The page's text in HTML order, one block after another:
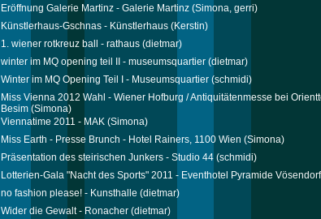
Eröffnung Galerie Martinz - Galerie Martinz (Simona, gerri)
Künstlerhaus-Gschnas - Künstlerhaus (Kerstin)
1. wiener rotkreuz ball - rathaus (dietmar)
winter im MQ opening teil II - museumsquartier (dietmar)
Winter im MQ Opening Teil I - Museumsquartier (schmidi)
Miss Vienna 2012 Wahl - Wiener Hofburg / Antiquitätenmesse bei
Besim (Simona)
Viennatime 2011 - MAK (Simona)
Miss Earth - Presse Brunch - Hotel Rainers, 1100 Wien (Simona)
Präsentation des steirischen Junkers - Studio 44 (schmidi)
Lotterien-Gala "Nacht des Sports" 2011 - Eventhotel Pyramide Vösendorf
no fashion please! - Kunsthalle (dietmar)
Wider die Gewalt - Ronacher (dietmar)